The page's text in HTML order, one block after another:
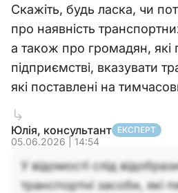
Скажіть, будь ласка, чи
про наявність
а також про громадян,
підприємстві, вказувати
які поставлені на
Юлія, консультант ЕКСПЕРТ
05.06.2026 | 14:54
У відомості слід
транспортні засоби, які